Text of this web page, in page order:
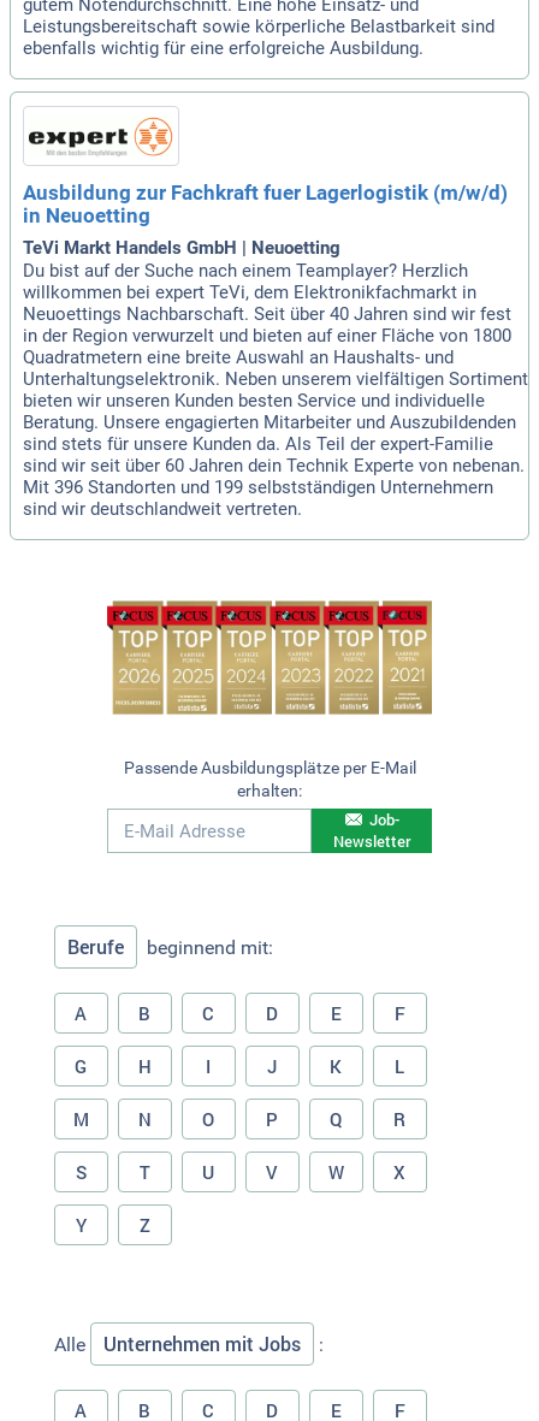
gutem Notendurchschnitt. Eine hohe Einsatz- und
Leistungsbereitschaft sowie körperliche Belastbarkeit sind
ebenfalls wichtig für eine erfolgreiche Ausbildung.
Ausbildung zur Fachkraft fuer Lagerlogistik (m/w/d)
in Neuoetting
TeVi Markt Handels GmbH | Neuoetting
Du bist auf der Suche nach einem Teamplayer? Herzlich
willkommen bei expert TeVi, dem Elektronikfachmarkt in
Neuoettings Nachbarschaft. Seit über 40 Jahren sind wir fest
in der Region verwurzelt und bieten auf einer Fläche von 1800
Quadratmetern eine breite Auswahl an Haushalts- und
Unterhaltungselektronik. Neben unserem vielfältigen Sortiment
bieten wir unseren Kunden besten Service und individuelle
Beratung. Unsere engagierten Mitarbeiter und Auszubildenden
sind stets für unsere Kunden da. Als Teil der expert-Familie
sind wir seit über 60 Jahren dein Technik Experte von nebenan.
Mit 396 Standorten und 199 selbstständigen Unternehmern
sind wir deutschlandweit vertreten.
Passende Ausbildungsplätze per E-Mail
erhalten:
Job-
Newsletter
Berufe beginnend mit:
A B C D E F
G H I J K L
M N O P Q R
S T U V W X
Y Z
Alle Unternehmen mit Jobs :
A B C D E F